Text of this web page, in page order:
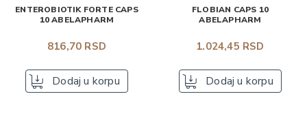
ENTEROBIOTIK FORTE CAPS
10 ABELAPHARM
816,70 RSD
Dodaj u korpu
FLOBIAN CAPS 10
ABELAPHARM
1.024,45 RSD
Dodaj u korpu